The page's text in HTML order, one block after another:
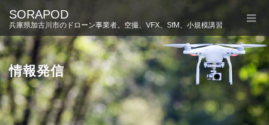
SORAPOD
兵庫県加古川市のドローン事業者。空撮、VFX、SfM、小規模講習
情報発信